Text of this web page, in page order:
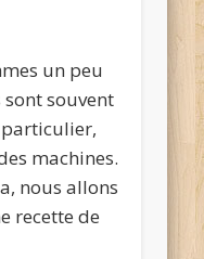
un peu
sont souvent
,
machines.
nous allons
recette de